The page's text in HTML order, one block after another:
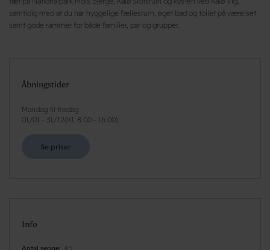
samtidig med at du har hyggelige fællesrum, eget bad og toilet på værelset
samt gode rammer for både familier, par og grupper.
Åbningstider
Mandag til fredag
01/01 - 31/12( Kl. 8.00 - 16.00)
Se priser
Info
Antal senge